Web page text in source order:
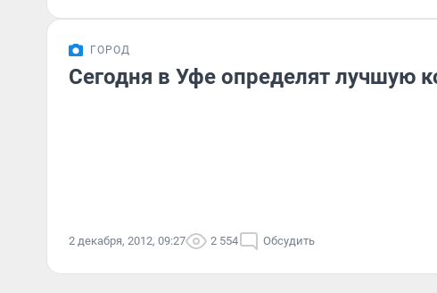
ГОРОД
Сегодня в Уфе определят лучшую
2 декабря, 2012, 09:27 2 554 Обсудить